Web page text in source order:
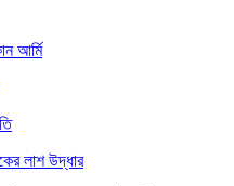
আর্মি
লাশ উদ্ধার